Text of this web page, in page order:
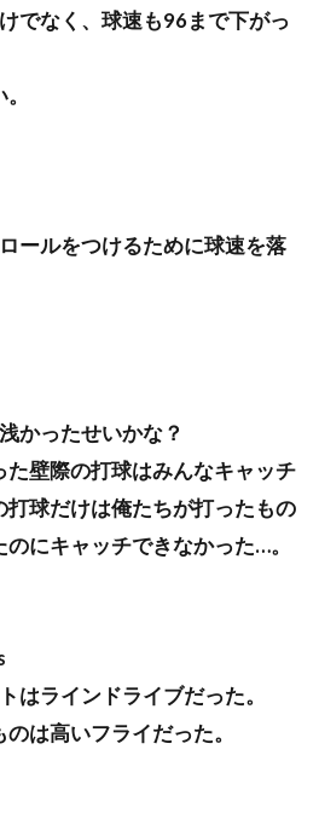
でなく、球速も96まで下がっ
ールをつけるために球速を落
かったせいかな？
た壁際の打球はみんなキャッチ
打球だけは俺たちが打ったもの
にキャッチできなかった…。
はラインドライブだった。
は高いフライだった。